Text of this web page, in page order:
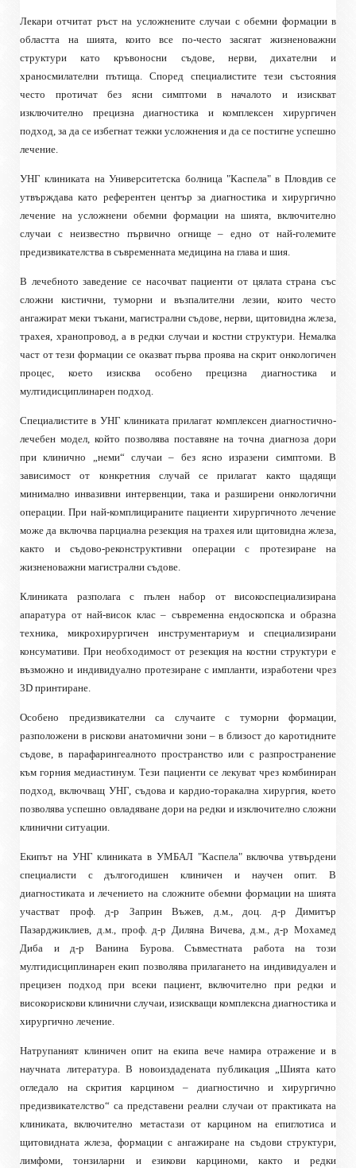
Лекари отчитат ръст на усложнените случаи с обемни формации в
областта на шията, които все по-често засягат жизненоважни
структури като кръвоносни съдове, нерви, дихателни и
храносмилателни пътища. Според специалистите тези състояния
често протичат без ясни симптоми в началото и изискват
изключително прецизна диагностика и комплексен хирургичен
подход, за да се избегнат тежки усложнения и да се постигне успешно
лечение.
УНГ клиниката на Университетска болница "Каспела" в Пловдив се
утвърждава като референтен център за диагностика и хирургично
лечение на усложнени обемни формации на шията, включително
случаи с неизвестно първично огнище – едно от най-големите
предизвикателства в съвременната медицина на глава и шия.
В лечебното заведение се насочват пациенти от цялата страна със
сложни кистични, туморни и възпалителни лезии, които често
ангажират меки тъкани, магистрални съдове, нерви, щитовидна жлеза,
трахея, хранопровод, а в редки случаи и костни структури. Немалка
част от тези формации се оказват първа проява на скрит онкологичен
процес, което изисква особено прецизна диагностика и
мултидисциплинарен подход.
Специалистите в УНГ клиниката прилагат комплексен диагностично-
лечебен модел, който позволява поставяне на точна диагноза дори
при клинично „неми“ случаи – без ясно изразени симптоми. В
зависимост от конкретния случай се прилагат както щадящи
минимално инвазивни интервенции, така и разширени онкологични
операции. При най-комплицираните пациенти хирургичното лечение
може да включва парциална резекция на трахея или щитовидна жлеза,
както и съдово-реконструктивни операции с протезиране на
жизненоважни магистрални съдове.
Клиниката разполага с пълен набор от високоспециализирана
апаратура от най-висок клас – съвременна ендоскопска и образна
техника, микрохирургичен инструментариум и специализирани
консумативи. При необходимост от резекция на костни структури е
възможно и индивидуално протезиране с импланти, изработени чрез
3D принтиране.
Особено предизвикателни са случаите с туморни формации,
разположени в рискови анатомични зони – в близост до каротидните
съдове, в парафарингеалното пространство или с разпространение
към горния медиастинум. Тези пациенти се лекуват чрез комбиниран
подход, включващ УНГ, съдова и кардио-торакална хирургия, което
позволява успешно овладяване дори на редки и изключително сложни
клинични ситуации.
Екипът на УНГ клиниката в УМБАЛ "Каспела" включва утвърдени
специалисти с дългогодишен клиничен и научен опит. В
диагностиката и лечението на сложните обемни формации на шията
участват проф. д-р Заприн Въжев, д.м., доц. д-р Димитър
Пазарджиклиев, д.м., проф. д-р Диляна Вичева, д.м., д-р Мохамед
Диба и д-р Ванина Бурова. Съвместната работа на този
мултидисциплинарен екип позволява прилагането на индивидуален и
прецизен подход при всеки пациент, включително при редки и
високорискови клинични случаи, изискващи комплексна диагностика и
хирургично лечение.
Натрупаният клиничен опит на екипа вече намира отражение и в
научната литература. В новоиздадената публикация „Шията като
огледало на скрития карцином – диагностично и хирургично
предизвикателство“ са представени реални случаи от практиката на
клиниката, включително метастази от карцином на епиглотиса и
щитовидната жлеза, формации с ангажиране на съдови структури,
лимфоми, тонзиларни и езикови карциноми, както и редки